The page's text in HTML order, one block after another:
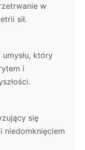
w
sił.
który
i
się
niedomknięciem